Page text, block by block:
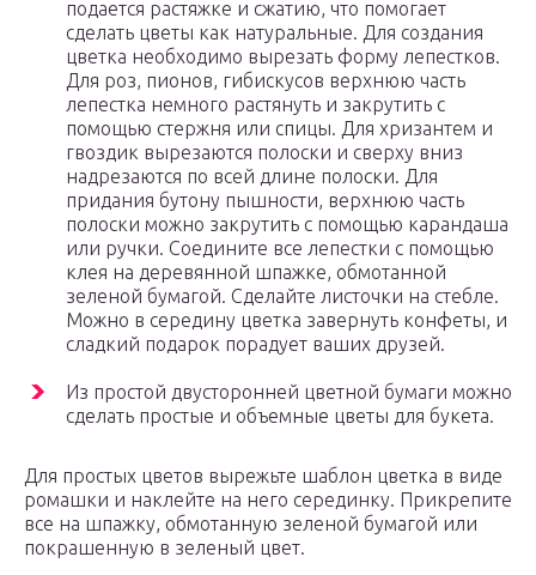
подается растяжке и сжатию, что помогает
сделать цветы как натуральные. Для создания
цветка необходимо вырезать форму лепестков.
Для роз, пионов, гибискусов верхнюю часть
лепестка немного растянуть и закрутить с
помощью стержня или спицы. Для хризантем и
гвоздик вырезаются полоски и сверху вниз
надрезаются по всей длине полоски. Для
придания бутону пышности, верхнюю часть
полоски можно закрутить с помощью карандаша
или ручки. Соедините все лепестки с помощью
клея на деревянной шпажке, обмотанной
зеленой бумагой. Сделайте листочки на стебле.
Можно в середину цветка завернуть конфеты, и
сладкий подарок порадует ваших друзей.
Из простой двусторонней цветной бумаги можно
сделать простые и объемные цветы для букета.
Для простых цветов вырежьте шаблон цветка в виде
ромашки и наклейте на него серединку. Прикрепите
все на шпажку, обмотанную зеленой бумагой или
покрашенную в зеленый цвет.